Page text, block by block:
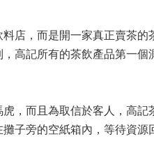
店，而是開一家真正賣茶的
高記所有的茶飲產品第一個
，而且為取信於客人，高記
子旁的空紙箱內，等待資源